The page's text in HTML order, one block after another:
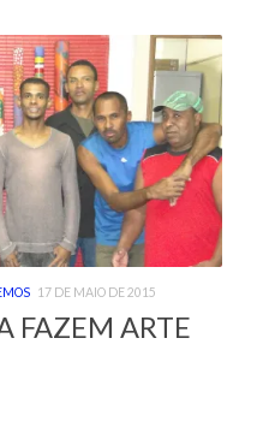
17 DE MAIO DE 2015
FAZEM ARTE